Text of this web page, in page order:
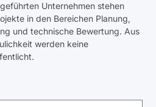
Unternehmen stehen
in den Bereichen Planung,
und technische Bewertung. Aus
werden keine